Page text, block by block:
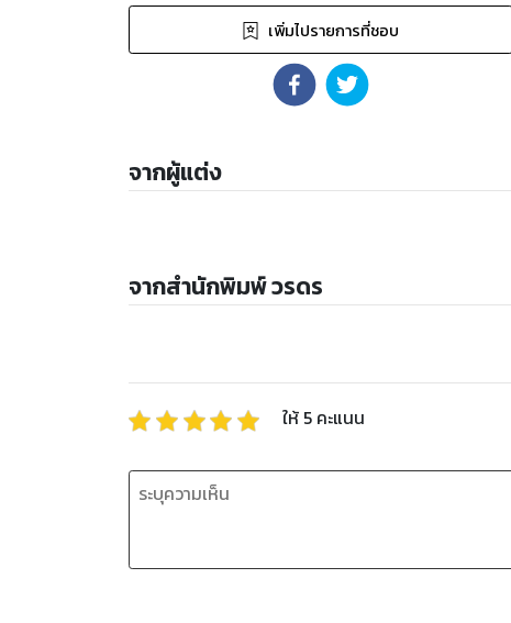
เพิ่มไปรายการที่ชอบ
จากผู้แต่ง
จากสำนักพิมพ์ วรดร
ให้ 5 คะแนน